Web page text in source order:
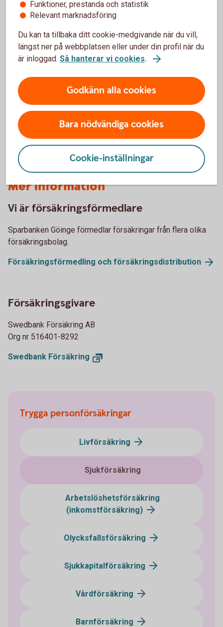
Har olyckan varit framme?
Här kan du göra din anmälan och ansöka om
ersättning.
Skadeanmälan – anmäl skada
Mer information
Vi är försäkringsförmedlare
Sparbanken Göinge förmedlar försäkringar från flera olika
försäkringsbolag.
Försäkringsförmedling och försäkringsdistribution
Försäkringsgivare
Swedbank Försäkring AB
Org nr 516401-8292
Swedbank Försäkring
Trygga personförsäkringar
Livförsäkring
Sjukförsäkring
Arbetslöshetsförsäkring
(inkomstförsäkring)
Olycksfallsförsäkring
Sjukkapitalförsäkring
Vårdförsäkring
Barnförsäkring
Funktioner, prestanda och statistik
Relevant marknadsföring
Du kan ta tillbaka ditt cookie-medgivande när du vill,
längst ner på webbplatsen eller under din profil när du
är inloggad. Så hanterar vi cookies.
Godkänn alla cookies
Bara nödvändiga cookies
Cookie-inställningar